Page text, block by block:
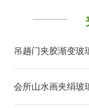
吊趟门夹胶渐变玻
会所山水画夹绢玻